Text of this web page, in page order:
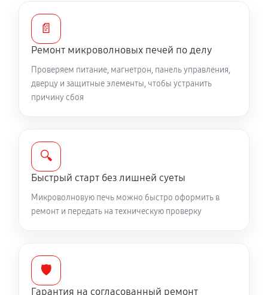
📄
Ремонт микроволновых печей по делу
Проверяем питание, магнетрон, панель управления,
дверцу и защитные элементы, чтобы устранить
причину сбоя
🔍
Быстрый старт без лишней суеты
Микроволновую печь можно быстро оформить в
ремонт и передать на техническую проверку
🛡️
Гарантия на согласованный ремонт